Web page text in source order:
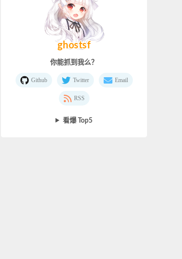
ghostsf
你能抓到我么？
Github Twitter Email
RSS
看爆 Top5